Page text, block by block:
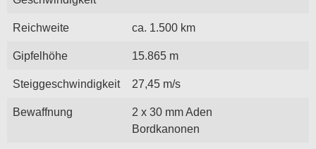
Reichweite ca. 1.500 km
Gipfelhöhe 15.865 m
Steiggeschwindigkeit 27,45 m/s
Bewaffnung
2 x 30 mm Aden
Bordkanonen